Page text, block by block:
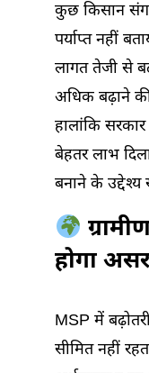
कुछ किसान
पर्याप्त नहीं
लागत तेजी से
अधिक बढ़ाने
हालांकि
बेहतर लाभ
बनाने के उद्देश्य
होगा
MSP में
सीमित नहीं